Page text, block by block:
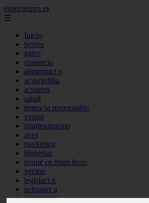
especiespro.es
☰
Inicio
perros
gatos
comercio
alimentaci n
acuariofilia
acuarios
salud
tenencia responsable
ventas
mantenimiento
aves
marketing
bienestar
peque os mam feros
verano
legislaci n
peluquer a
accesorios